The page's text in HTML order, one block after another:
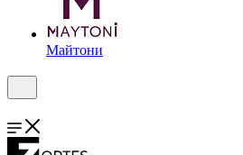
Майтони